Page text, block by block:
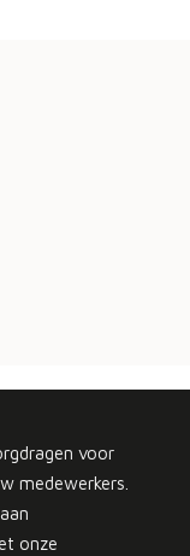
voor
medewerkers.
onze